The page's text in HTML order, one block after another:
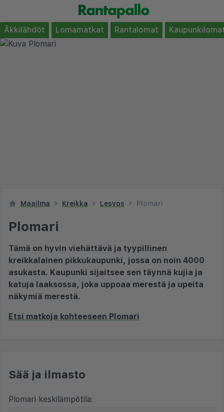
Äkkilähdöt Lomamatkat Rantalomat
Maailma Kreikka Lesvos Plomari
Plomari
Tämä on hyvin viehättävä ja tyypillinen
kreikkalainen pikkukaupunki, jossa on noin 4000
asukasta. Kaupunki sijaitsee sen täynnä kujia ja
katuja laaksossa, joka uppoaa merestä ja upeita
näkymiä merestä.
Etsi matkoja kohteeseen Plomari
Sää ja ilmasto
Plomari keskilämpötila: